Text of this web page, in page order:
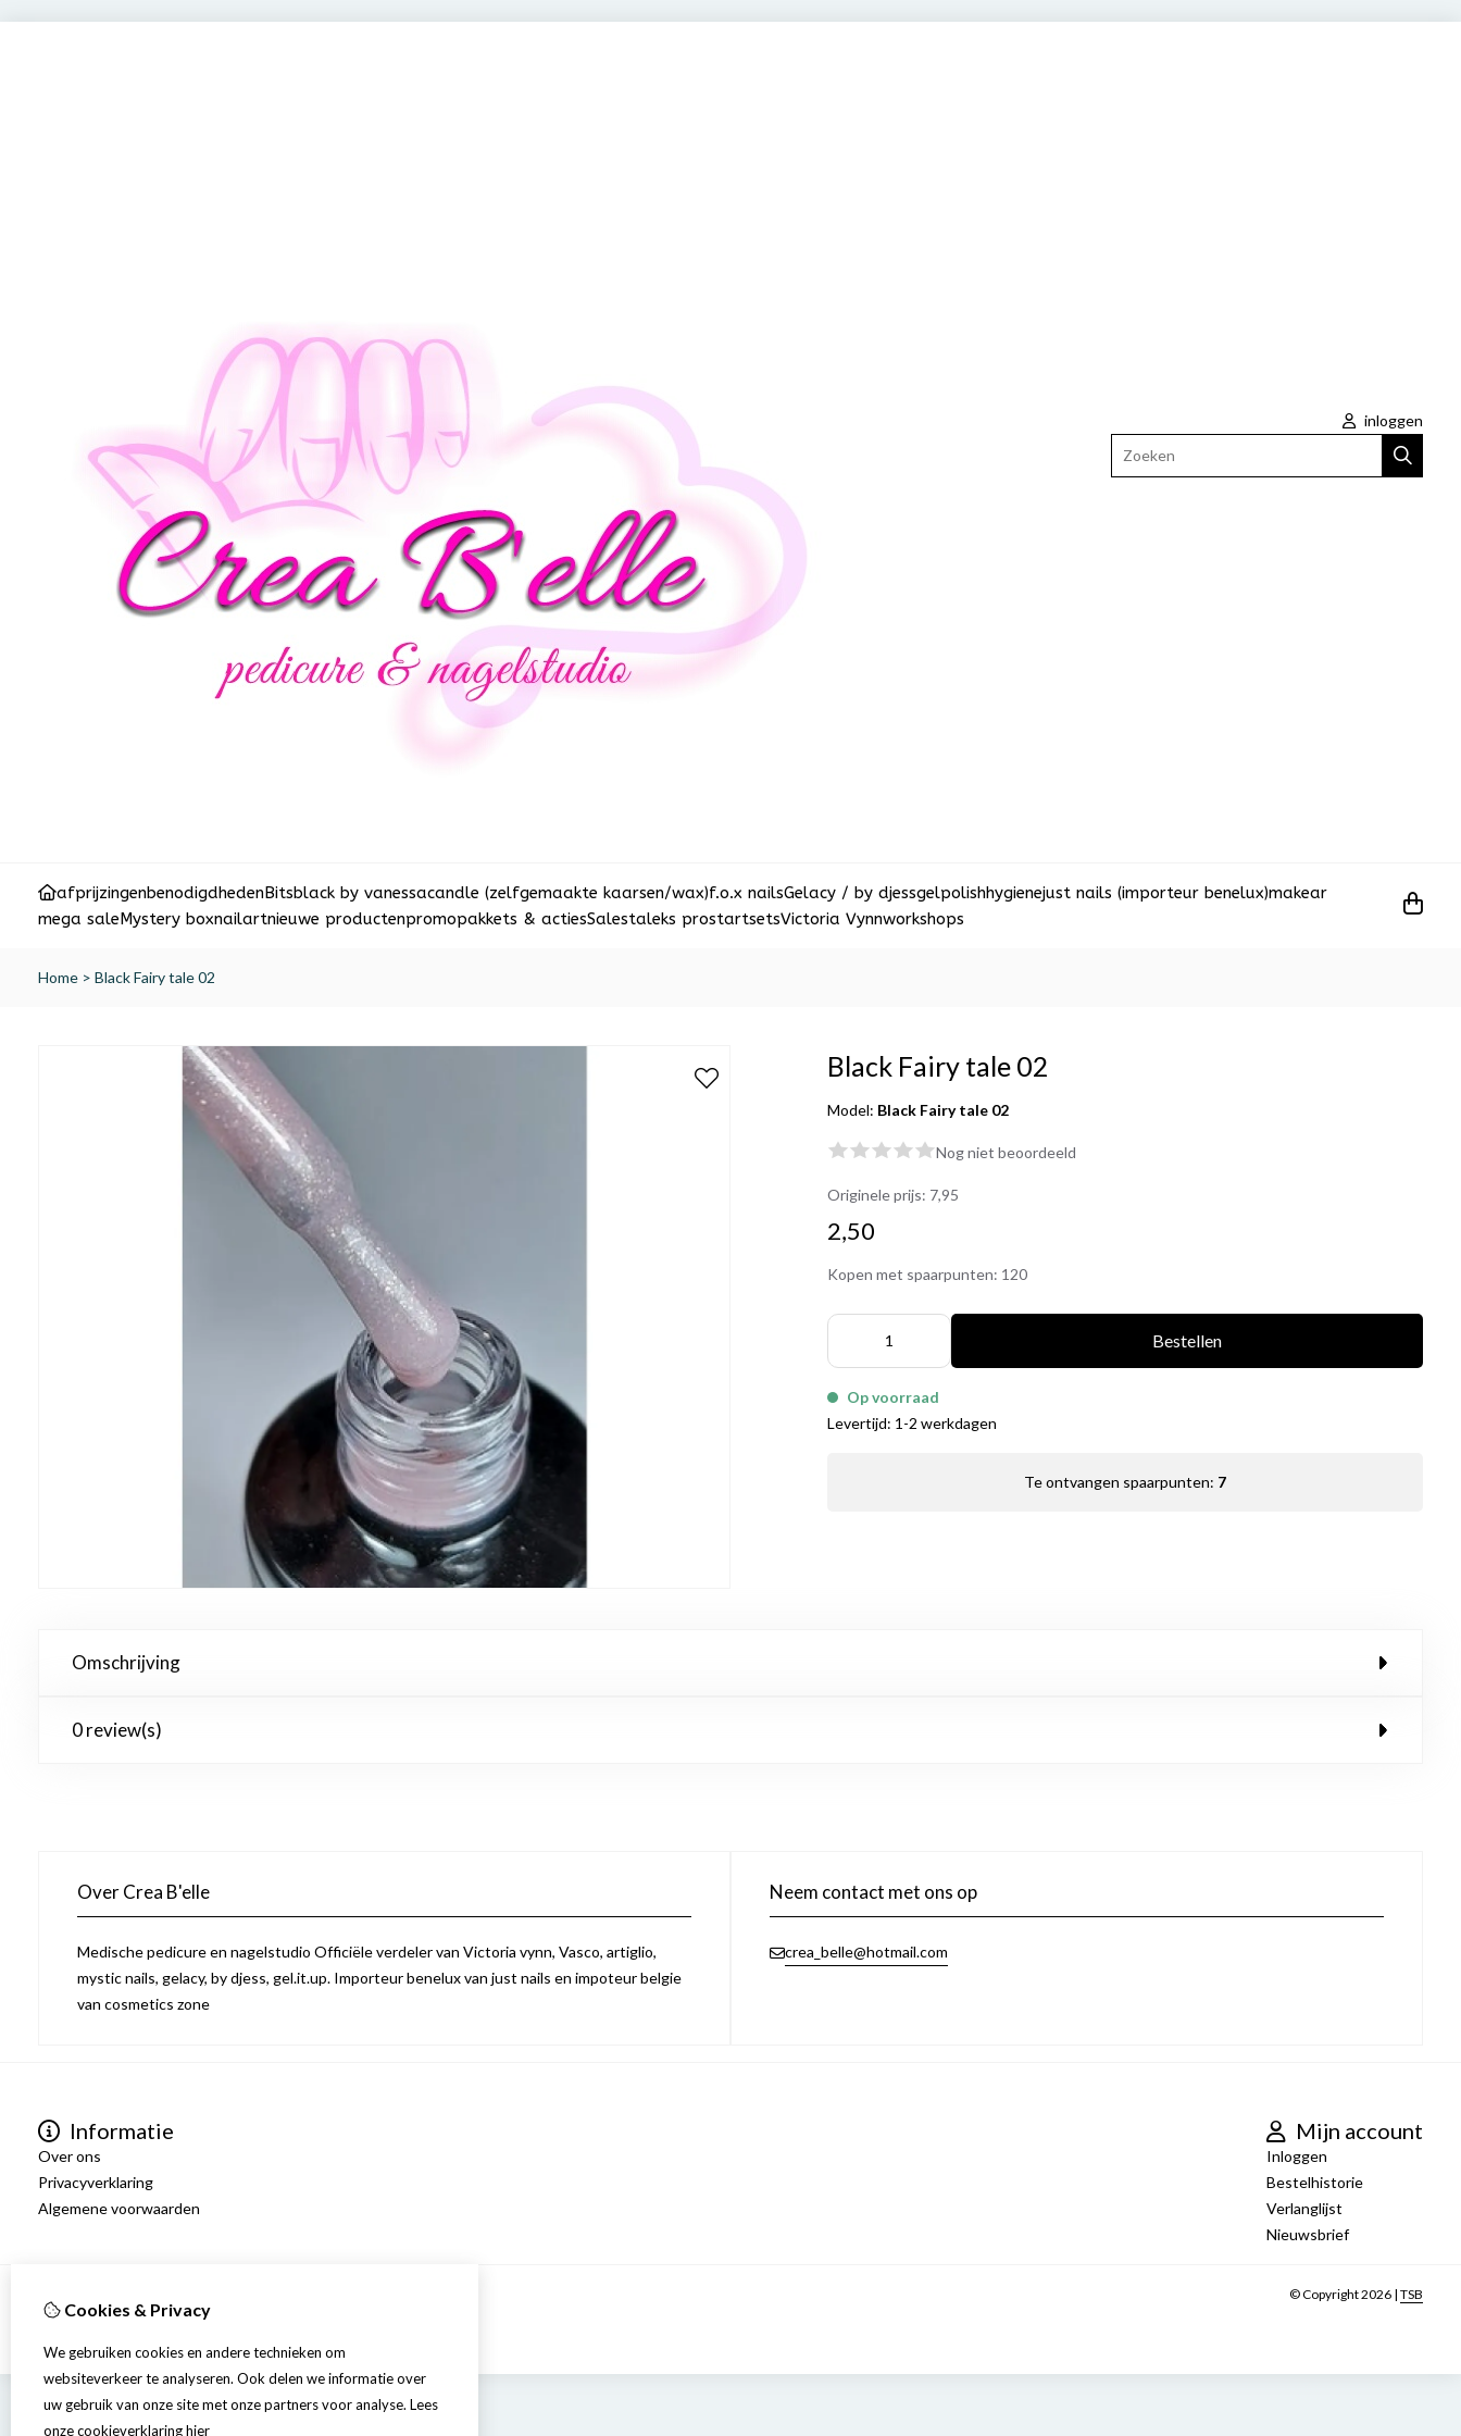
inloggen
afprijzingenbenodigdhedenBitsblack by vanessacandle (zelfgemaakte kaarsen/wax)f.o.x nailsGelacy / by djessgelpolishhygienejust nails (importeur benelux)makear
mega saleMystery boxnailartnieuwe productenpromopakkets & actiesSalestaleks prostartsetsVictoria Vynnworkshops
Home > Black Fairy tale 02
Black Fairy tale 02
Model: Black Fairy tale 02
Nog niet beoordeeld
Originele prijs: 7,95
2,50
Kopen met spaarpunten: 120
Bestellen
Op voorraad
Levertijd: 1-2 werkdagen
Te ontvangen spaarpunten: 7
Omschrijving
0 review(s)
Over Crea B'elle
Medische pedicure en nagelstudio Officiële verdeler van Victoria vynn, Vasco, artiglio,
mystic nails, gelacy, by djess, gel.it.up. Importeur benelux van just nails en impoteur belgie
van cosmetics zone
Neem contact met ons op
crea_belle@hotmail.com
Informatie
Over ons
Privacyverklaring
Algemene voorwaarden
Mijn account
Inloggen
Bestelhistorie
Verlanglijst
Nieuwsbrief
© Copyright 2026 | TSB
Cookies & Privacy
We gebruiken cookies en andere technieken om
websiteverkeer te analyseren. Ook delen we informatie over
uw gebruik van onze site met onze partners voor analyse. Lees
onze cookieverklaringhier